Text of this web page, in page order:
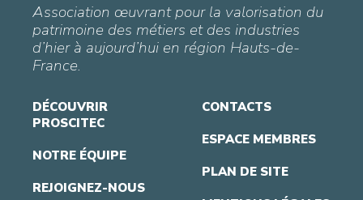
Association œuvrant pour la valorisation du
patrimoine des métiers et des industries
d’hier à aujourd’hui en région Hauts-de-
France.
DÉCOUVRIR
PROSCITEC
NOTRE ÉQUIPE
REJOIGNEZ-NOUS
CONTACTS
ESPACE MEMBRES
PLAN DE SITE